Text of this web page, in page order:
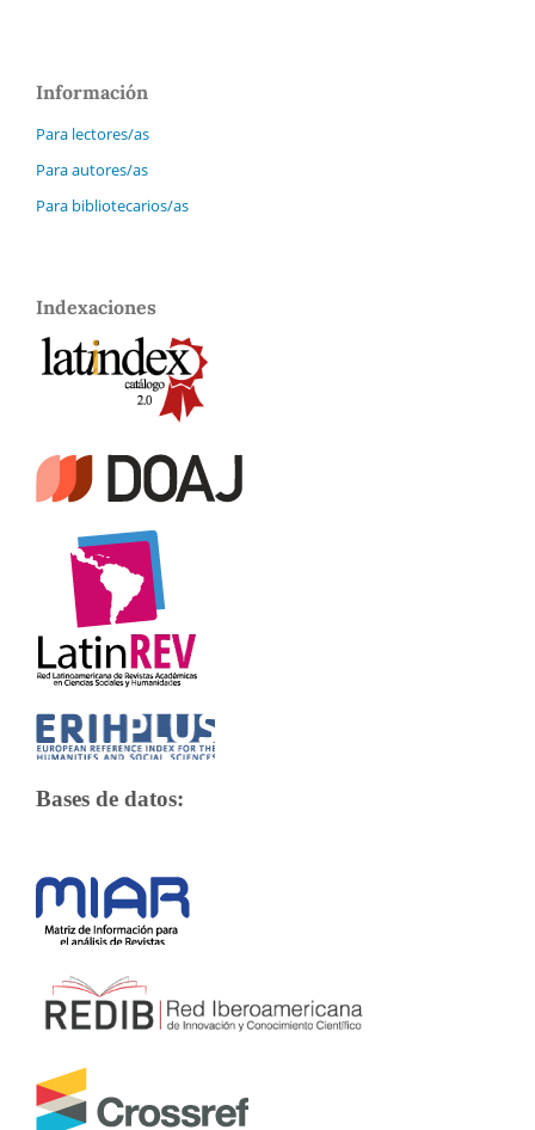
Información
Para lectores/as
Para autores/as
Para bibliotecarios/as
Indexaciones
Bases de datos: